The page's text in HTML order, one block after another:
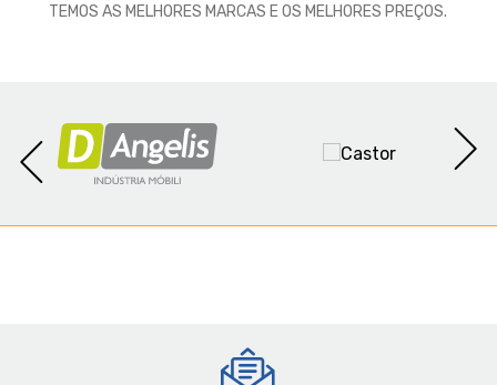
TEMOS AS MELHORES MARCAS E OS MELHORES PREÇOS.